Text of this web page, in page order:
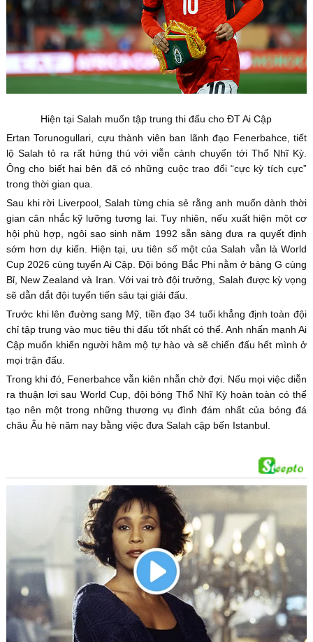
Hiện tại Salah muốn tập trung thi đấu cho ĐT Ai Cập
Ertan Torunogullari, cựu thành viên ban lãnh đạo Fenerbahce, tiết
lộ Salah tỏ ra rất hứng thú với viễn cảnh chuyển tới Thổ Nhĩ Kỳ.
Ông cho biết hai bên đã có những cuộc trao đổi “cực kỳ tích cực”
trong thời gian qua.
Sau khi rời Liverpool, Salah từng chia sẻ rằng anh muốn dành thời
gian cân nhắc kỹ lưỡng tương lai. Tuy nhiên, nếu xuất hiện một cơ
hội phù hợp, ngôi sao sinh năm 1992 sẵn sàng đưa ra quyết định
sớm hơn dự kiến. Hiện tại, ưu tiên số một của Salah vẫn là World
Cup 2026 cùng tuyển Ai Cập. Đội bóng Bắc Phi nằm ở bảng G cùng
Bỉ, New Zealand và Iran. Với vai trò đội trưởng, Salah được kỳ vọng
sẽ dẫn dắt đội tuyển tiến sâu tại giải đấu.
Trước khi lên đường sang Mỹ, tiền đạo 34 tuổi khẳng định toàn đội
chỉ tập trung vào mục tiêu thi đấu tốt nhất có thể. Anh nhấn mạnh Ai
Cập muốn khiến người hâm mộ tự hào và sẽ chiến đấu hết mình ở
mọi trận đấu.
Trong khi đó, Fenerbahce vẫn kiên nhẫn chờ đợi. Nếu mọi việc diễn
ra thuận lợi sau World Cup, đội bóng Thổ Nhĩ Kỳ hoàn toàn có thể
tạo nên một trong những thương vụ đình đám nhất của bóng đá
châu Âu hè năm nay bằng việc đưa Salah cập bến Istanbul.